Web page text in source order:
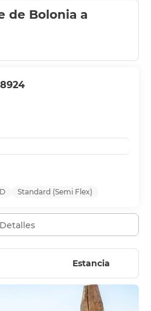
de Bolonia a
Standard (Semi Flex)
Detalles
Estancia